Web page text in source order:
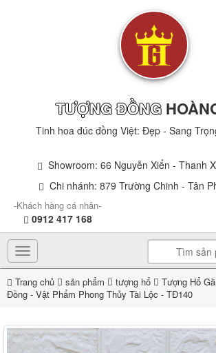
TƯỢNG ĐỒNG
Tinh hoa đúc đồng Việt: Đẹp - Sang
Showroom: 66 Nguyễn Xiển - Thanh
Chi nhánh: 879 Trường Chinh - Tân
-Khách hàng cá nhân-
0912 417 168
Toggle
navigation
Trang chủ sản phẩm tượng hổ
Tượng Hổ
Đồng - Vật Phẩm Phong Thủy Tài Lộc - TĐ140